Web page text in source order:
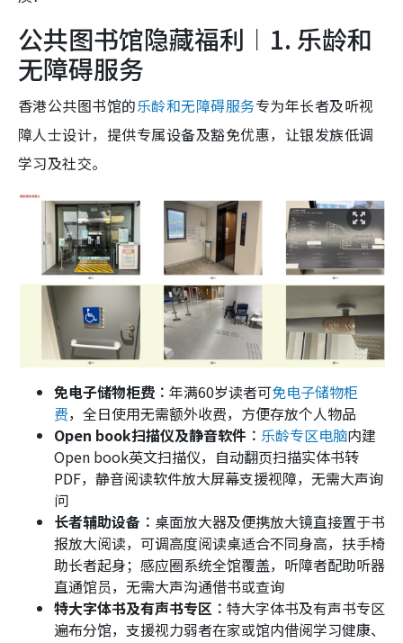
公共图书馆隐藏福利︱1. 乐龄和
无障碍服务
香港公共图书馆的乐龄和无障碍服务专为年长者及听视
障人士设计，提供专属设备及豁免优惠，让银发族低调
学习及社交。
免电子储物柜费︰ 年满60岁读者可免电子储物柜
费，全日使用无需额外收费，方便存放个人物品
Open book扫描仪及静音软件︰ 乐龄专区电脑内建
Open book英文扫描仪，自动翻页扫描实体书转
PDF，静音阅读软件放大屏幕支援视障，无需大声询
问
长者辅助设备︰ 桌面放大器及便携放大镜直接置于书
报放大阅读，可调高度阅读桌适合不同身高，扶手椅
助长者起身；感应圈系统全馆覆盖，听障者配助听器
直通馆员，无需大声沟通借书或查询
特大字体书及有声书专区︰ 特大字体书及有声书专区
遍布分馆，支援视力弱者在家或馆内借阅学习健康、